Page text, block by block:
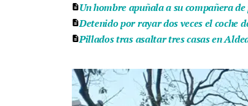
Un hombre apuñala a su compañera
Detenido por rayar dos veces el coche
Pillados tras asaltar tres casas en